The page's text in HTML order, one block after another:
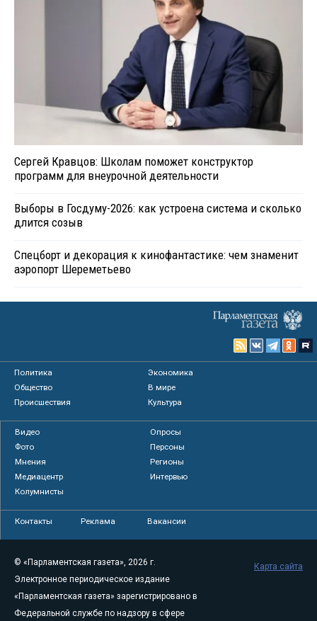
Сергей Кравцов: Школам поможет конструктор
программ для внеурочной деятельности
Выборы в Госдуму-2026: как устроена система и сколько
длится созыв
Спецборт и декорация к кинофантастике: чем знаменит
аэропорт Шереметьево
Политика
Экономика
Общество
В мире
Происшествия
Культура
Видео
Опросы
Фото
Персоны
Мнения
Регионы
Медиацентр
Интервью
Колумнисты
Контакты Реклама Вакансии
© «Парламентская газета», 2026 г.
Электронное периодическое издание
«Парламентская газета» зарегистрировано в
Федеральной службе по надзору в сфере
Карта сайта